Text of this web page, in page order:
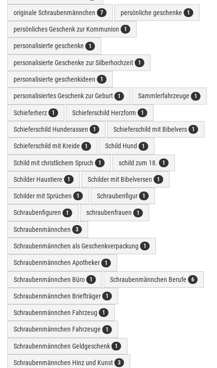
originale Schraubenmännchen 7 persönliche geschenke 1
persönliches Geschenk zur Kommunion 1
personalisierte geschenke 1
personalisierte Geschenke zur Silberhochzeit 1
personalisierte geschenkideen 1
personalisiertes Geschenk zur Geburt 1 Sammlerfahrzeuge 1
Schieferherz 1 Schieferschild Herzform 1
Schieferschild Hunderassen 1 Schieferschild mit Bibelvers 1
Schieferschild mit Kreide 1 Schild Hund 1
Schild mit christlichem Spruch 1 schild zum 18. 1
Schilder Haustiere 1 Schilder mit Bibelversen 1
Schilder mit Sprüchen 1 Schraubenfigur 1
Schraubenfiguren 1 schraubenfrauen 1
Schraubenmännchen 3
Schraubenmännchen als Geschenkverpackung 1
Schraubenmännchen Apotheker 1
Schraubenmännchen Büro 1 Schraubenmännchen Berufe 6
Schraubenmännchen Briefträger 1
Schraubenmännchen Fahrzeug 1
Schraubenmännchen Fahrzeuge 1
Schraubenmännchen Geldgeschenk 1
Schraubenmännchen Hinz und Kunst 3